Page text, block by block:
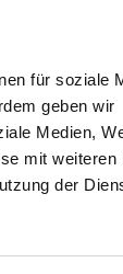
für soziale
geben wir
Medien,
mit weiteren
der